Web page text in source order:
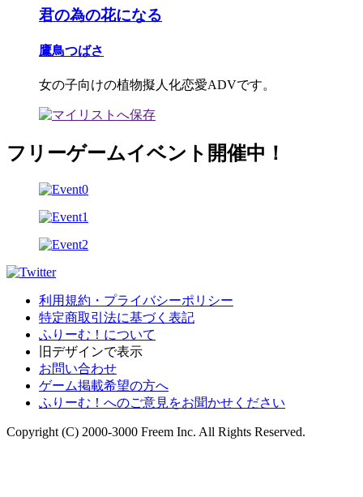
君の為の花になる
鷹鳥つばさ
女の子向けの植物擬人化恋愛ADVです。
フリーゲームイベント開催中！
利用規約・プライバシーポリシー
特定商取引法に基づく表記
ふりーむ！について
旧デザインで表示
お問い合わせ
ゲーム掲載希望の方へ
ふりーむ！へのご意見をお聞かせください
Copyright (C) 2000-3000 Freem Inc. All Rights Reserved.